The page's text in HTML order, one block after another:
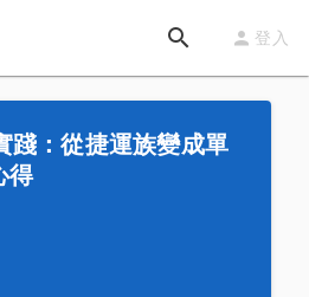
登入
踐：從捷運族變成單
得